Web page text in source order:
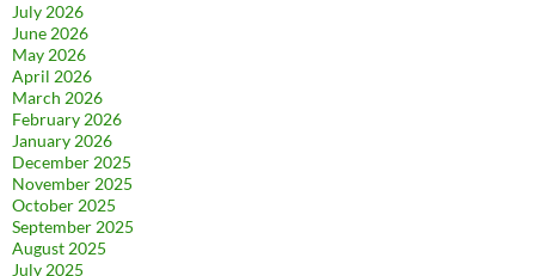
July 2026
June 2026
May 2026
April 2026
March 2026
February 2026
January 2026
December 2025
November 2025
October 2025
September 2025
August 2025
July 2025